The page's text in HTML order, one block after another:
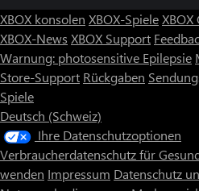
XBOX konsolen XBOX-SpieleXBOX
XBOX-News XBOX Support
Warnung: photosensitive Epilepsie
Store-Support Rückgaben
Spiele
Deutsch (Schweiz)
Ihre Datenschutzoptionen
Verbraucherdatenschutz für
wenden Impressum Datenschutz